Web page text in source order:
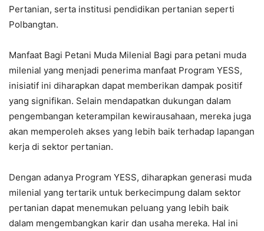
Pertanian, serta institusi pendidikan pertanian seperti
Polbangtan.
Manfaat Bagi Petani Muda Milenial Bagi para petani muda
milenial yang menjadi penerima manfaat Program YESS,
inisiatif ini diharapkan dapat memberikan dampak positif
yang signifikan. Selain mendapatkan dukungan dalam
pengembangan keterampilan kewirausahaan, mereka juga
akan memperoleh akses yang lebih baik terhadap lapangan
kerja di sektor pertanian.
Dengan adanya Program YESS, diharapkan generasi muda
milenial yang tertarik untuk berkecimpung dalam sektor
pertanian dapat menemukan peluang yang lebih baik
dalam mengembangkan karir dan usaha mereka. Hal ini